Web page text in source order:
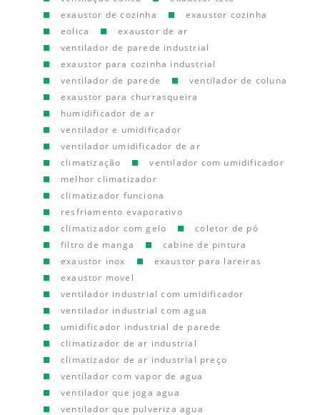
exaustor de cozinha
exaustor cozinha
eolica
exaustor de ar
ventilador de parede industrial
exaustor para cozinha industrial
ventilador de parede
ventilador de coluna
exaustor para churrasqueira
humidificador de ar
ventilador e umidificador
ventilador umidificador de ar
climatização
ventilador com umidificador
melhor climatizador
climatizador funciona
resfriamento evaporativo
climatizador com gelo
coletor de pó
filtro de manga
cabine de pintura
exaustor inox
exaustor para lareiras
exaustor movel
ventilador industrial com umidificador
ventilador industrial com agua
umidificador industrial de parede
climatizador de ar industrial
climatizador de ar industrial preço
ventilador com vapor de agua
ventilador que joga agua
ventilador que pulveriza agua